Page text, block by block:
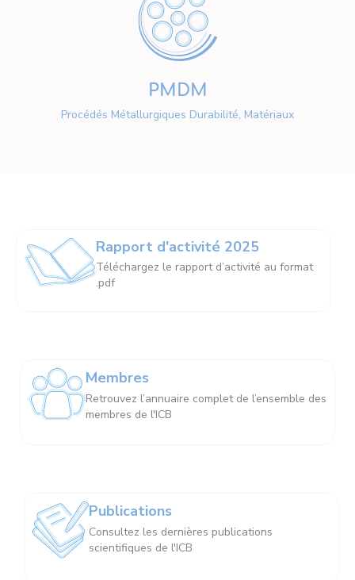
PMDM
Procédés Métallurgiques Durabilité, Matériaux
Rapport d'activité 2025
Téléchargez le rapport d’activité au format
.pdf
Membres
Retrouvez l’annuaire complet de l’ensemble des
membres de l'ICB
Publications
Consultez les dernières publications
scientifiques de l'ICB